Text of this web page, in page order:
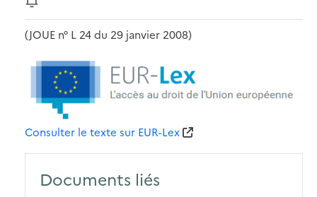
(JOUE n° L 24 du 29 janvier 2008)
Consulter le texte sur EUR-Lex
Documents liés